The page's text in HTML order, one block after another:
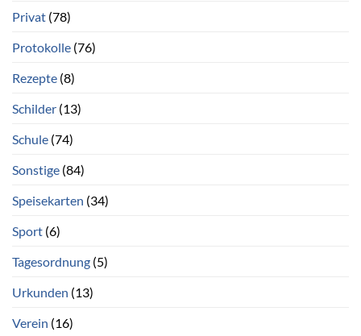
Privat (78)
Protokolle (76)
Rezepte (8)
Schilder (13)
Schule (74)
Sonstige (84)
Speisekarten (34)
Sport (6)
Tagesordnung (5)
Urkunden (13)
Verein (16)